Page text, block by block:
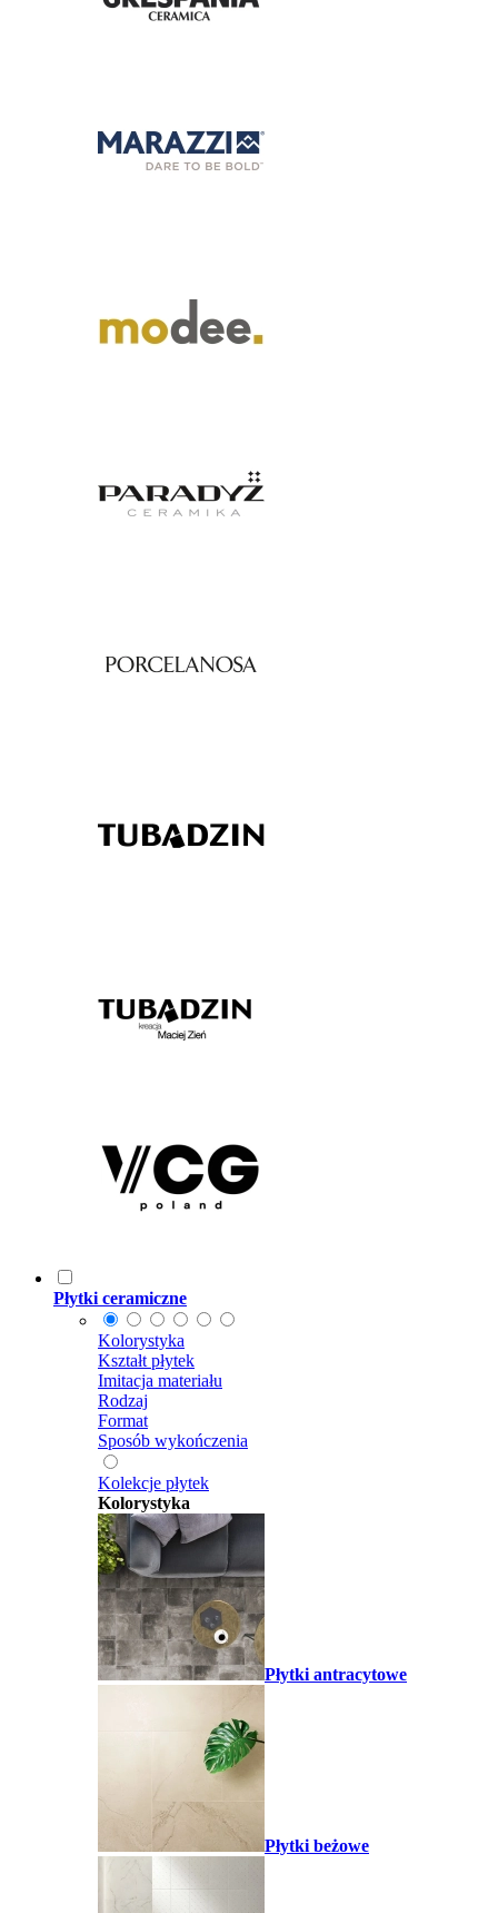
Płytki ceramiczne
Kolorystyka
Kształt płytek
Imitacja materiału
Rodzaj
Format
Sposób wykończenia
Kolekcje płytek
Kolorystyka
Płytki antracytowe
Płytki beżowe